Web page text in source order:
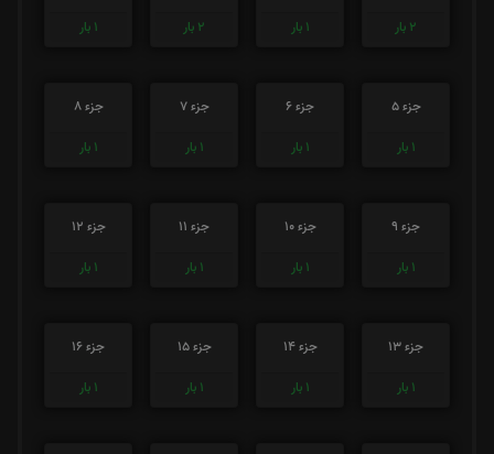
2 بار
1 بار
2 بار
1 بار
جزء 5
1 بار
جزء 6
1 بار
جزء 7
1 بار
جزء 8
1 بار
جزء 9
1 بار
جزء 10
1 بار
جزء 11
1 بار
جزء 12
1 بار
جزء 13
1 بار
جزء 14
1 بار
جزء 15
1 بار
جزء 16
1 بار